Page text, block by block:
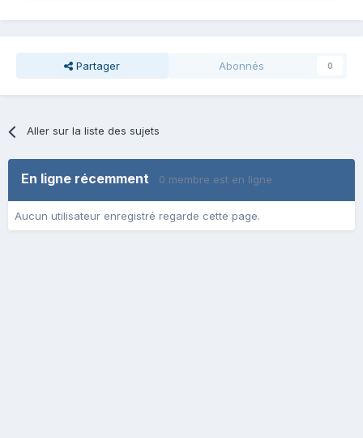
Partager Abonnés 0
Aller sur la liste des sujets
En ligne récemment 0 membre est en ligne
Aucun utilisateur enregistré regarde cette page.